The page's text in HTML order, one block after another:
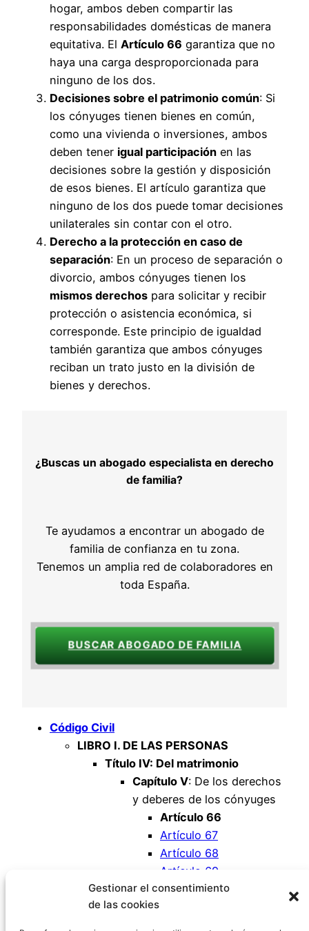
Gestionar el consentimiento
de las cookies
hogar, ambos deben compartir las
responsabilidades domésticas de manera
equitativa. El Artículo 66 garantiza que no
haya una carga desproporcionada para
ninguno de los dos.
Decisiones sobre el patrimonio común: Si
los cónyuges tienen bienes en común,
como una vivienda o inversiones, ambos
deben tener igual participación en las
decisiones sobre la gestión y disposición
de esos bienes. El artículo garantiza que
ninguno de los dos puede tomar decisiones
unilaterales sin contar con el otro.
Derecho a la protección en caso de
separación: En un proceso de separación o
divorcio, ambos cónyuges tienen los
mismos derechos para solicitar y recibir
protección o asistencia económica, si
corresponde. Este principio de igualdad
también garantiza que ambos cónyuges
reciban un trato justo en la división de
bienes y derechos.
¿Buscas un abogado especialista en derecho
de familia?
Te ayudamos a encontrar un abogado de
familia de confianza en tu zona.
Tenemos un amplia red de colaboradores en
toda España.
BUSCAR ABOGADO DE FAMILIA
Código Civil
LIBRO I. DE LAS PERSONAS
Título IV: Del matrimonio
Capítulo V: De los derechos
y deberes de los cónyuges
Artículo 66
Artículo 67
Artículo 68
Artículo 69
Artículo 70